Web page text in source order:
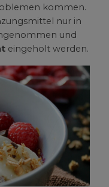
kommen.
nur in
und
eingeholt werden.